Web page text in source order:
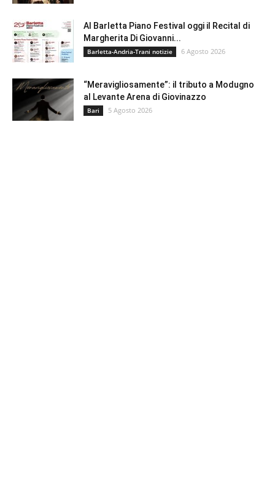
Al Barletta Piano Festival oggi il Recital di
Margherita Di Giovanni...
Barletta-Andria-Trani notizie 6 Agosto 2026
“Meravigliosamente”: il tributo a Modugno
al Levante Arena di Giovinazzo
Bari 5 Agosto 2026